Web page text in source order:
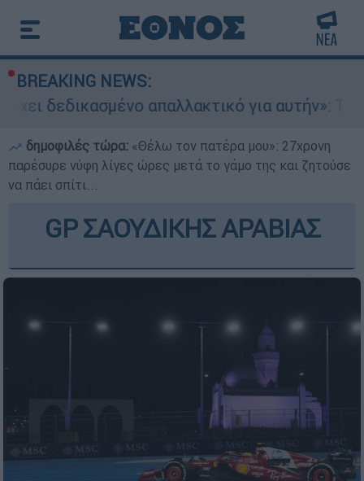
BREAKING NEWS:
απαλλακτικό για αυτήν»: Τι δηλώνει
δημοφιλές τώρα: «Θέλω τον πατέρα μου»: 27χρονη
παρέσυρε νύφη λίγες ώρες μετά το γάμο της και ζητούσε
να πάει σπίτι...
GP ΣΑΟΥΔΙΚΗΣ ΑΡΑΒΙΑΣ